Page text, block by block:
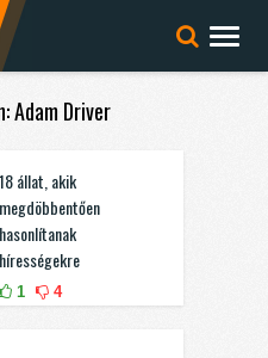
Adam Driver
18 állat, akik
megdöbbentően
hasonlítanak
hírességekre
1 4